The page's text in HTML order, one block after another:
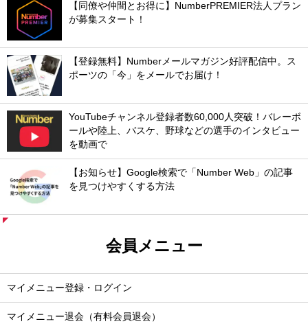
【同僚や仲間とお得に】NumberPREMIER法人プラン
が募集スタート！
【登録無料】Numberメールマガジン好評配信中。ス
ポーツの「今」をメールでお届け！
YouTubeチャンネル登録者数60,000人突破！バレーボ
ールや陸上、バスケ、野球などの選手のインタビュー
を動画で
【お知らせ】Google検索で「Number Web」の記事
を見つけやすくする方法
会員メニュー
マイメニュー登録・ログイン
マイメニュー退会（有料会員退会）